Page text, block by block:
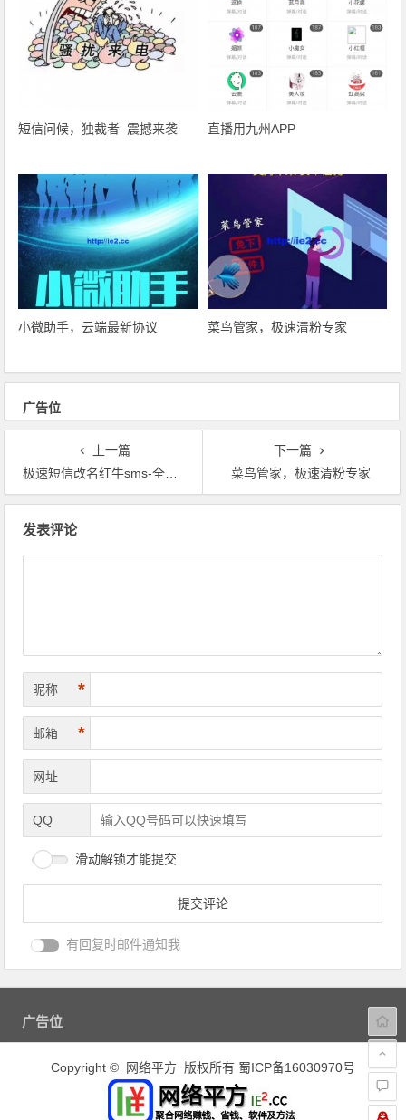
短信问候，独裁者–震撼来袭 直播用九州APP
小微助手，云端最新协议 菜鸟管家，极速清粉专家
广告位
上一篇
极速短信改名红牛sms-全网最牛
下一篇
菜鸟管家，极速清粉专家
发表评论
昵称 *
邮箱 *
网址
QQ
滑动解锁才能提交
有回复时邮件通知我
广告位
Copyright © 网络平方 版权所有 蜀ICP备16030970号